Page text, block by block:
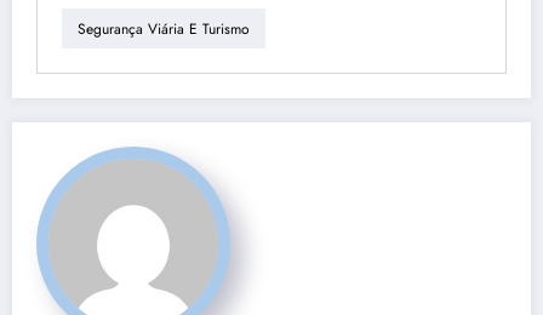
Segurança Viária E Turismo